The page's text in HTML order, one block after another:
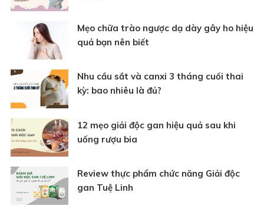
Mẹo chữa trào ngược dạ dày gây ho hiệu
quả bạn nên biết
Nhu cầu sắt và canxi 3 tháng cuối thai
kỳ: bao nhiêu là đủ?
12 mẹo giải độc gan hiệu quả sau khi
uống rượu bia
Review thực phẩm chức năng Giải độc
gan Tuệ Linh